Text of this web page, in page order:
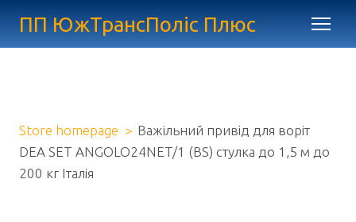
ПП ЮжТрансПоліс Плюс
Store homepage
Важільний привід для воріт
DEA SET ANGOLO24NET/1 (BS) стулка до 1,5 м до
200 кг Італія